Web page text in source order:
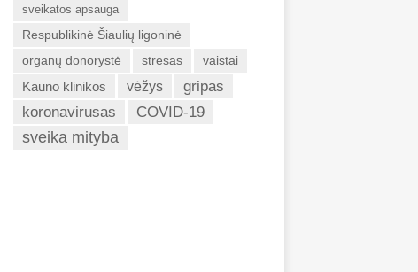
sveikatos apsauga
Respublikinė Šiaulių ligoninė
organų donorystė
stresas vaistai
Kauno klinikos vėžys
gripas
koronavirusas
COVID-19
sveika mityba